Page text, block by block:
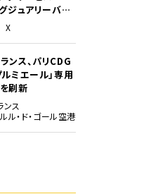
ジュアリーバッ
X
ンス、パリCDG
ルミエール」専用
刷新
ンス
ル・ド・ゴール空港